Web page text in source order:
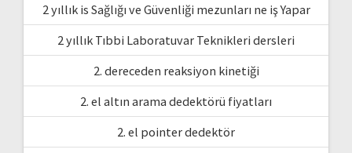
2 yıllık is Sağlığı ve Güvenliği mezunları ne iş Yapar
2 yıllık Tıbbi Laboratuvar Teknikleri dersleri
2. dereceden reaksiyon kinetiği
2. el altın arama dedektörü fiyatları
2. el pointer dedektör